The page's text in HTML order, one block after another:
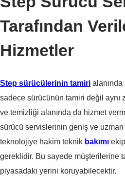
Tarafından
Hizmetler
Step sürücülerinin tamiri
sadece sürücünün tamiri değil aynı
ve temizliği alanında da hizmet
sürücü servislerinin geniş ve
teknolojiye hakim teknik bakımı
gereklidir. Bu sayede müşterilerine
piyasadaki yerini koruyabilecektir.